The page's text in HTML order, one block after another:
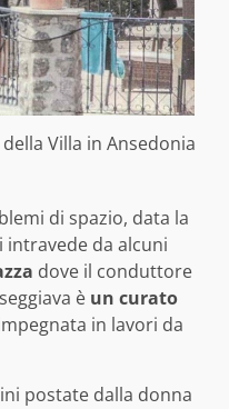
Villa in Ansedonia
di spazio, data la
intravede da alcuni
dove il conduttore
è un curato
in lavori da
postate dalla donna